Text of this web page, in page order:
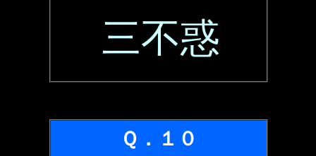
三不惑
Ｑ．１０